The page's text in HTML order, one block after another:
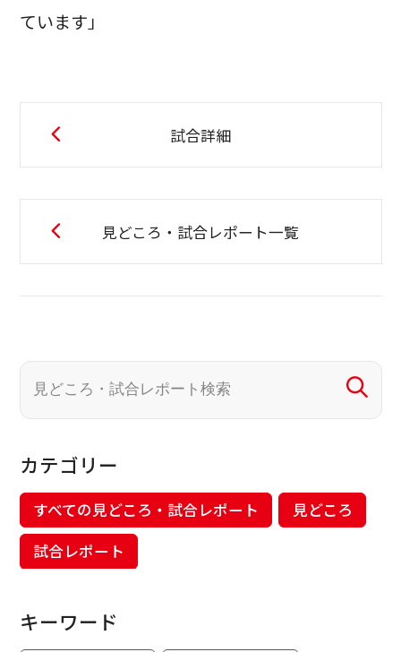
ています」
試合詳細
見どころ・試合レポート一覧
カテゴリー
すべての見どころ・試合レポート
見どころ
試合レポート
キーワード